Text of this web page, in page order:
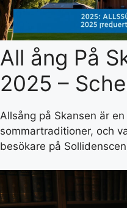
All ång På
2025 –
Allsång på Skansen är
sommartraditioner, och
besökare på